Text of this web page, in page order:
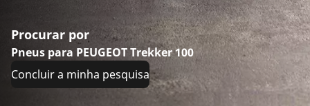
Procurar por
Pneus para PEUGEOT Trekker 100
Concluir a minha pesquisa